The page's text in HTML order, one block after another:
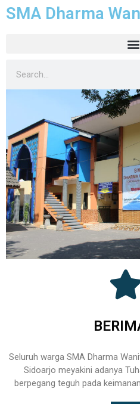
SMA Dharma
Seluruh warga SMA Dharma
Sidoarjo meyakini adanya
berpegang teguh pada